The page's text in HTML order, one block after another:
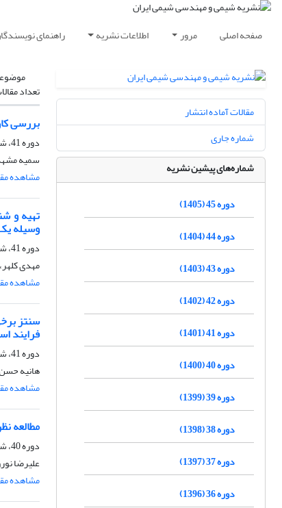
صفحه اصلی مرور اطلاعات نشریه راهنمای
تعداد
بررسی
دوره 41، شماره 2، تابستان 1401، صفحه
سمیه
مشاهده
وسیله
دوره 41، شماره 1، بهار 1401، صفحه
مهدی
مشاهده
فرایند
دوره 41، شماره 1، بهار 1401، صفحه
هانیه حسن
مشاهده
مطالعه
دوره 40، شماره 4، زمستان 1400، صفحه
علیرضا
مشاهده
مقالات آماده انتشار
شماره جاری
شماره‌های پیشین نشریه
دوره 45 (1405)
دوره 44 (1404)
دوره 43 (1403)
دوره 42 (1402)
دوره 41 (1401)
دوره 40 (1400)
دوره 39 (1399)
دوره 38 (1398)
دوره 37 (1397)
دوره 36 (1396)